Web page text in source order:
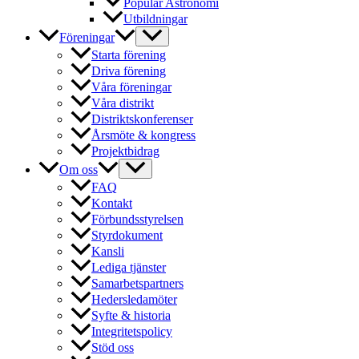
Utbildningar
Föreningar
Starta förening
Driva förening
Våra föreningar
Våra distrikt
Distriktskonferenser
Årsmöte & kongress
Projektbidrag
Om oss
FAQ
Kontakt
Förbundsstyrelsen
Styrdokument
Kansli
Lediga tjänster
Samarbetspartners
Hedersledamöter
Syfte & historia
Integritetspolicy
Stöd oss